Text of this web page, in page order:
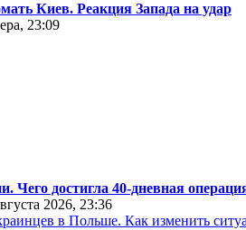
Киев. Реакция Запада на удар
23:09
Чего достигла 40-дневная
2026, 23:36
в Польше. Как изменить